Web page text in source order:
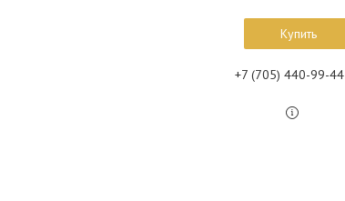
Купить
+7 (705) 440-99-44